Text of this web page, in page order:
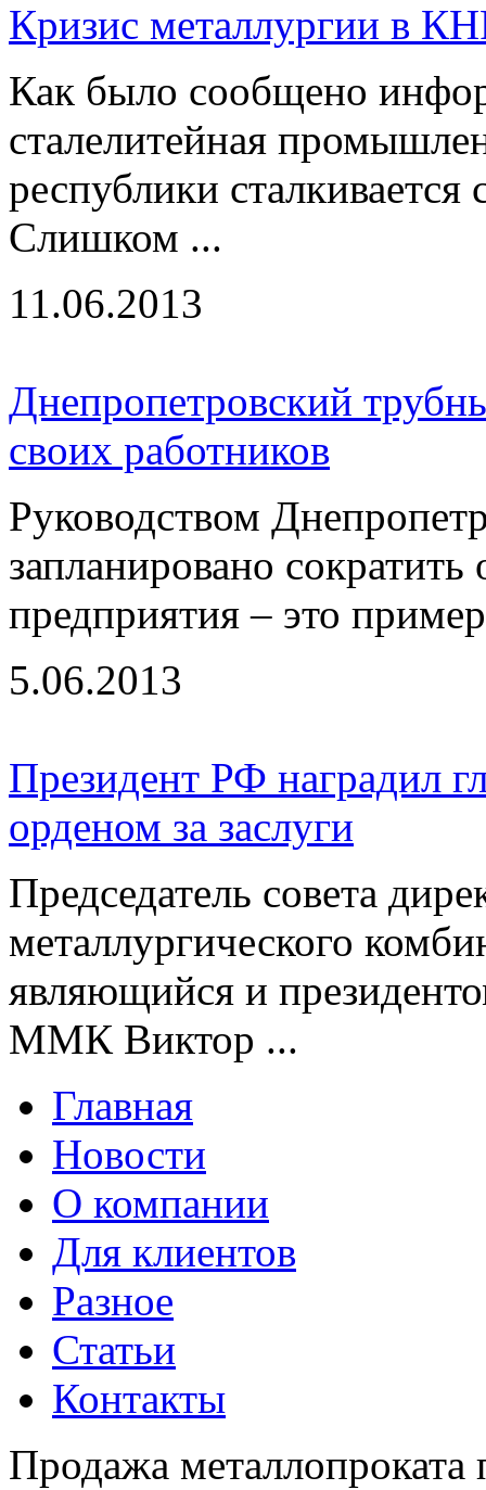
Кризис металлургии в
Как было сообщено
сталелитейная
республики
Слишком ...
11.06.2013
Днепропетровский
своих работников
Руководством
запланировано
предприятия – это
5.06.2013
Президент РФ наградил
орденом за заслуги
Председатель совета
металлургического
являющийся и
ММК Виктор ...
Главная
Новости
О компании
Для клиентов
Разное
Статьи
Контакты
Продажа металлопроката